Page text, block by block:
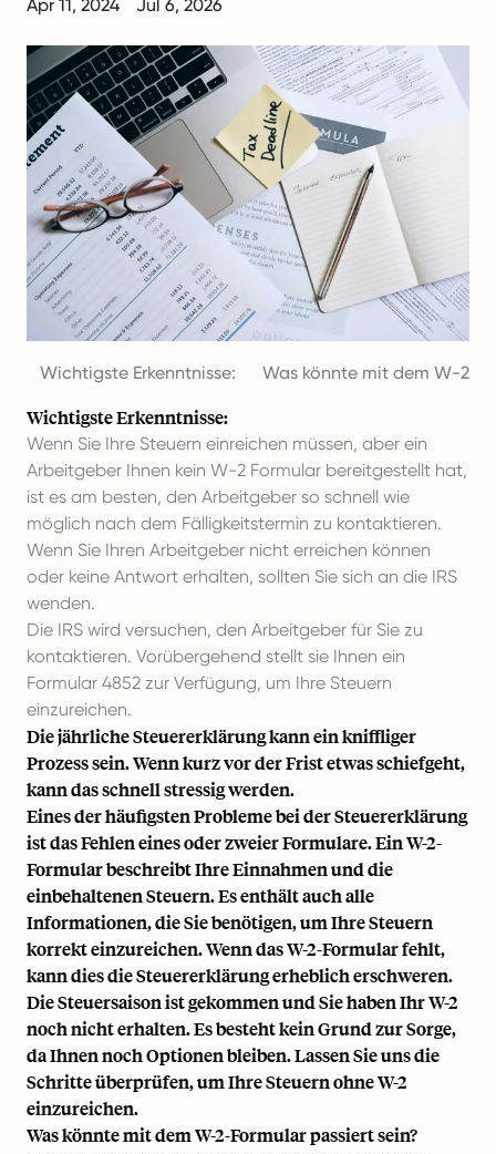
Apr 11, 2024 Jul 6, 2026
Wichtigste Erkenntnisse: Was könnte mit dem W-2-
Wichtigste Erkenntnisse:
Wenn Sie Ihre Steuern einreichen müssen, aber ein
Arbeitgeber Ihnen kein W-2 Formular bereitgestellt hat,
ist es am besten, den Arbeitgeber so schnell wie
möglich nach dem Fälligkeitstermin zu kontaktieren.
Wenn Sie Ihren Arbeitgeber nicht erreichen können
oder keine Antwort erhalten, sollten Sie sich an die IRS
wenden.
Die IRS wird versuchen, den Arbeitgeber für Sie zu
kontaktieren. Vorübergehend stellt sie Ihnen ein
Formular 4852 zur Verfügung, um Ihre Steuern
einzureichen.
Die jährliche Steuererklärung kann ein kniffliger
Prozess sein. Wenn kurz vor der Frist etwas schiefgeht,
kann das schnell stressig werden.
Eines der häufigsten Probleme bei der Steuererklärung
ist das Fehlen eines oder zweier Formulare. Ein W-2-
Formular beschreibt Ihre Einnahmen und die
einbehaltenen Steuern. Es enthält auch alle
Informationen, die Sie benötigen, um Ihre Steuern
korrekt einzureichen. Wenn das W-2-Formular fehlt,
kann dies die Steuererklärung erheblich erschweren.
Die Steuersaison ist gekommen und Sie haben Ihr W-2
noch nicht erhalten. Es besteht kein Grund zur Sorge,
da Ihnen noch Optionen bleiben. Lassen Sie uns die
Schritte überprüfen, um Ihre Steuern ohne W-2
einzureichen.
Was könnte mit dem W-2-Formular passiert sein?